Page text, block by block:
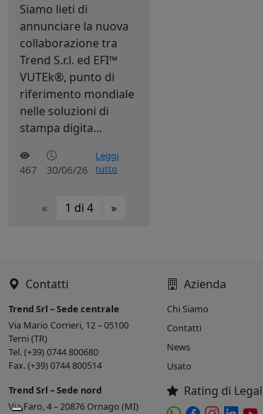
Siamo lieti di
annunciare la nuova
collaborazione tra
Trend S.r.l. ed EFI™
VUTEk®, punto di
riferimento mondiale
nelle soluzioni di
stampa digita...
467 30/06/26
Leggi
tutto
« 1 di 4 »
Contatti
Trend Srl – Sede centrale
Via Mario Corrieri, 12 – 05100
Terni (TR)
Tel. (+39) 0744 800680
Fax. (+39) 0744 800514
Trend Srl – Sede nord
Via Faro, 4 – 20876 Ornago (MI)
Azienda
Chi Siamo
Contatti
News
Usato
Rating di